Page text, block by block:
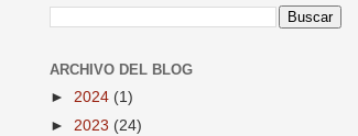
ARCHIVO DEL BLOG
► 2024 (1)
► 2023 (24)